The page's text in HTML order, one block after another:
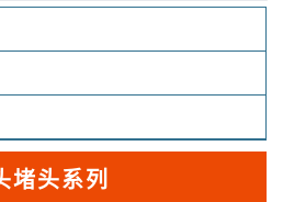
堵头系列